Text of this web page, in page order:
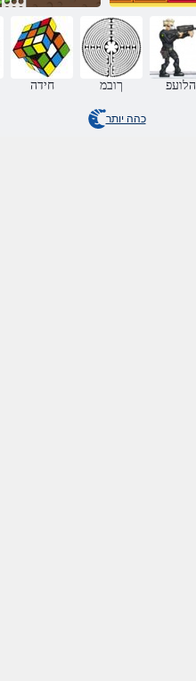
שיבכל ץוחמ
עגושמ :ליה
תוינוכמ יצורימ
ריעז חולשמ
חידה ךובמ הלועפ
כהה יותר